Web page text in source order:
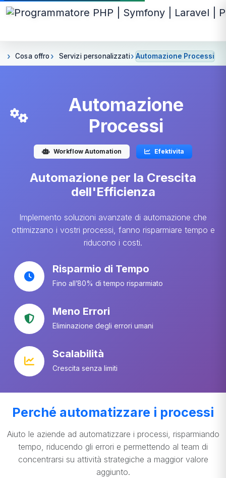
Cosa offro Servizi personalizzati Automazione Processi
Automazione
Processi
Workflow Automation Efektivita
Automazione per la Crescita
dell'Efficienza
Implemento soluzioni avanzate di automazione che
ottimizzano i vostri processi, fanno risparmiare tempo e
riducono i costi.
Risparmio di Tempo
Fino all’80% di tempo risparmiato
Meno Errori
Eliminazione degli errori umani
Scalabilità
Crescita senza limiti
Perché automatizzare i processi
Aiuto le aziende ad automatizzare i processi, risparmiando
tempo, riducendo gli errori e permettendo al team di
concentrarsi su attività strategiche a maggior valore
aggiunto.